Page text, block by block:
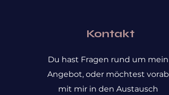
Kontakt
Du hast Fragen rund um mein
Angebot, oder möchtest vorab
mit mir in den Austausch